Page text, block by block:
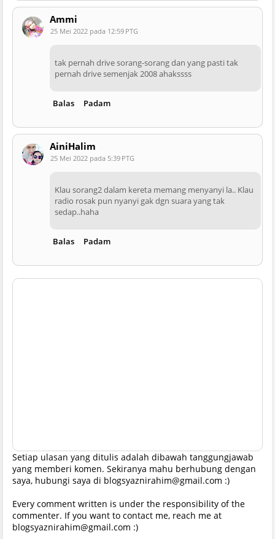
Ammi
25 Mei 2022 pada 12:59 PTG
tak pernah drive sorang-sorang dan yang pasti tak
pernah drive semenjak 2008 ahakssss
Balas Padam
AiniHalim
25 Mei 2022 pada 5:39 PTG
Klau sorang2 dalam kereta memang menyanyi la.. Klau
radio rosak pun nyanyi gak dgn suara yang tak
sedap..haha
Balas Padam
Setiap ulasan yang ditulis adalah dibawah tanggungjawab
yang memberi komen. Sekiranya mahu berhubung dengan
saya, hubungi saya di blogsyaznirahim@gmail.com :)
Every comment written is under the responsibility of the
commenter. If you want to contact me, reach me at
blogsyaznirahim@gmail.com :)